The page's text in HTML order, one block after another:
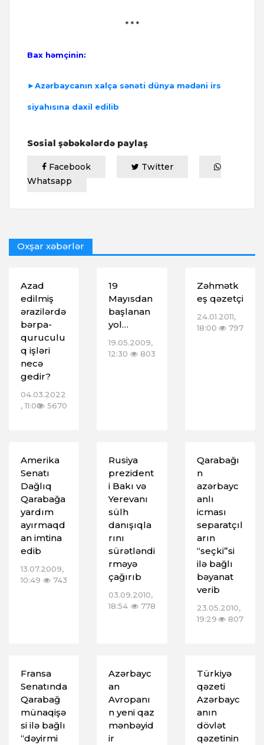
* * *
Bax həmçinin:
►Azərbaycanın xalça sənəti dünya mədəni irs
siyahısına daxil edilib
Sosial şəbəkələrdə paylaş
Facebook
Twitter
Whatsapp
Oxşar xəbərlər
Azad
edilmiş
ərazilərdə
bərpa-
quruculu
q işləri
necə
gedir?
04.03.2022
, 11:00 5670
19
Mayısdan
başlanan
yol…
19.05.2009,
12:30
803
Zəhmətk
eş qəzetçi
24.01.2011,
18:00
797
Amerika
Senatı
Dağlıq
Qarabağa
yardım
ayırmaqd
an imtina
edib
13.07.2009,
10:49
743
Rusiya
prezident
i Bakı və
Yerevanı
sülh
danışıqla
rını
sürətləndi
rməyə
çağırıb
03.09.2010,
18:54
778
Qarabağı
n
azərbayc
anlı
icması
separatçıl
arın
“seçki”si
ilə bağlı
bəyanat
verib
23.05.2010,
19:29
807
Fransa
Senatında
Qarabağ
münaqişə
si ilə bağlı
“dəyirmi
Azərbayc
an
Avropanı
n yeni qaz
mənbəyid
ir
Türkiyə
qəzeti
Azərbayc
anın
dövlət
qəzetinin